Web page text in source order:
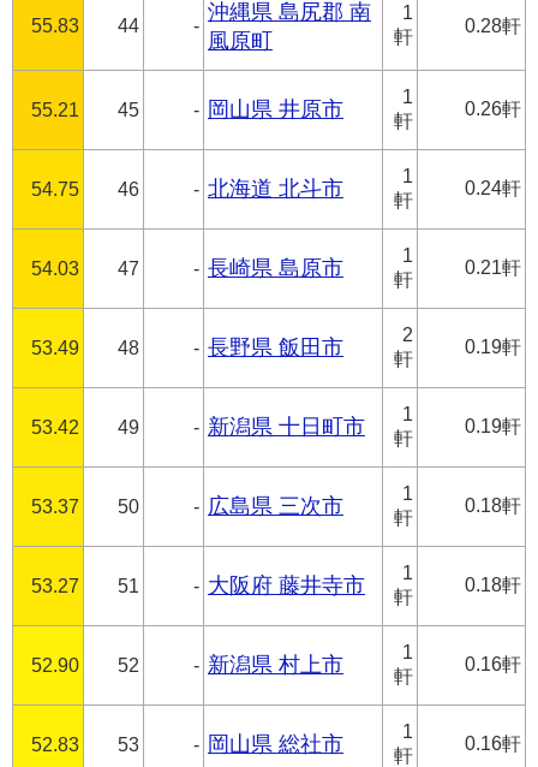
55.83 44 -
沖縄県 島尻郡 南
風原町
1
軒
0.28軒
55.21 45 - 岡山県 井原市
1
軒
0.26軒
54.75 46 - 北海道 北斗市
1
軒
0.24軒
54.03 47 - 長崎県 島原市
1
軒
0.21軒
53.49 48 - 長野県 飯田市
2
軒
0.19軒
53.42 49 - 新潟県 十日町市
1
軒
0.19軒
53.37 50 - 広島県 三次市
1
軒
0.18軒
53.27 51 - 大阪府 藤井寺市
1
軒
0.18軒
52.90 52 - 新潟県 村上市
1
軒
0.16軒
52.83 53 - 岡山県 総社市
1
軒
0.16軒